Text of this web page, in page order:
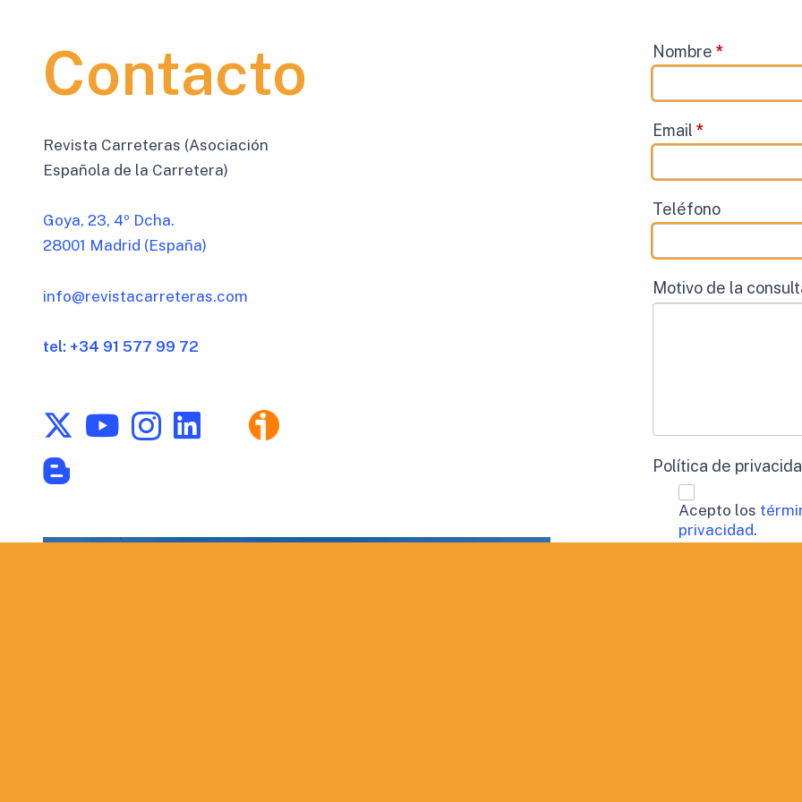
Contacto
Revista Carreteras (Asociación
Española de la Carretera)
Goya, 23, 4º Dcha.
28001 Madrid (España)
info@revistacarreteras.com
tel: +34 91 577 99 72
Contacto
Nombre *
Email *
Teléfono
Motivo de la
Política de
Acepto los
privacidad.